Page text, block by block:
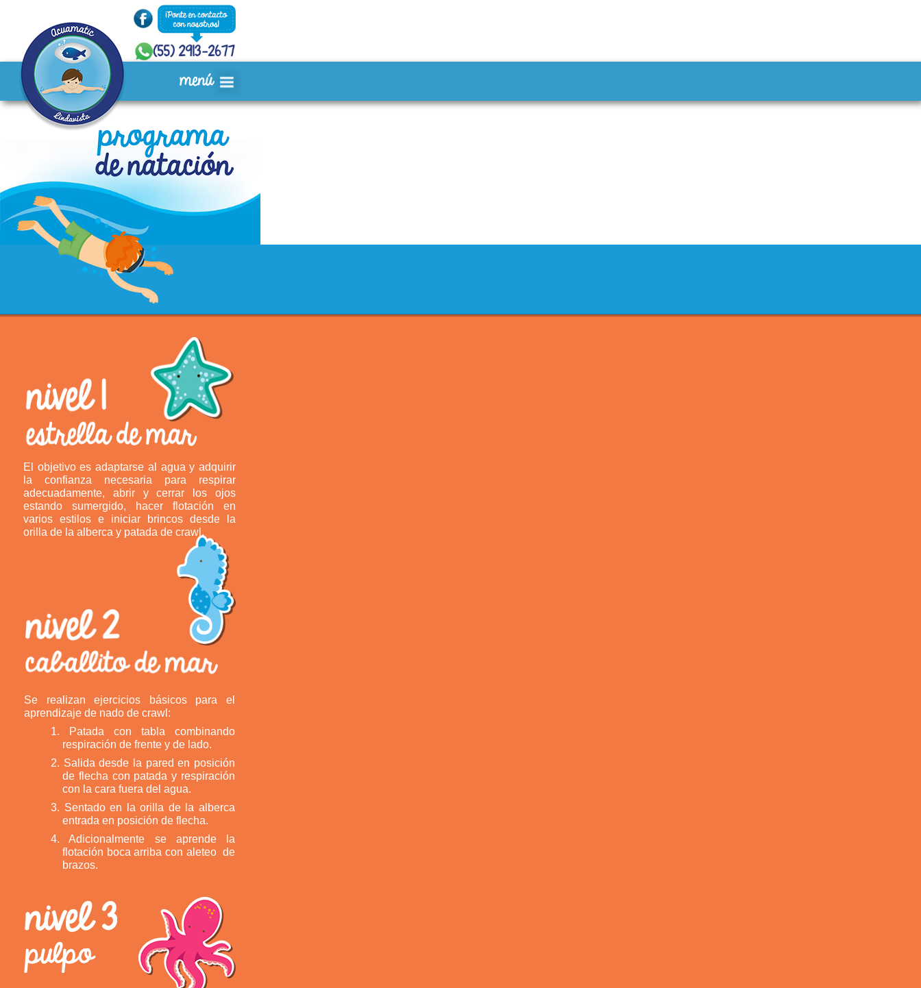
El objetivo es adaptarse al agua y adquirir
la confianza necesaria para respirar
adecuadamente, abrir y cerrar los ojos
estando sumergido, hacer flotación en
varios estilos e iniciar brincos desde la
orilla de la alberca y patada de crawl.
Se realizan ejercicios básicos para el
aprendizaje de nado de crawl:
1. Patada con tabla combinando
respiración de frente y de lado.
2. Salida desde la pared en posición
de flecha con patada y respiración
con la cara fuera del agua.
3. Sentado en la orilla de la alberca
entrada en posición de flecha.
4. Adicionalmente se aprende la
flotación boca arriba con aleteo de
brazos.
Quiénes Somos
Servicios
Acuafiestas